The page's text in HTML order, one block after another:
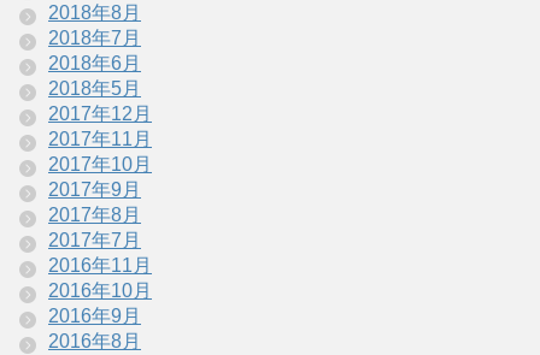
2018年8月
2018年7月
2018年6月
2018年5月
2017年12月
2017年11月
2017年10月
2017年9月
2017年8月
2017年7月
2016年11月
2016年10月
2016年9月
2016年8月